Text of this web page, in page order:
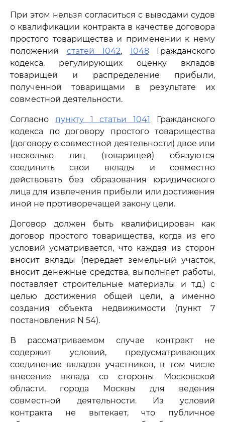
При этом нельзя согласиться с выводами судов
о квалификации контракта в качестве договора
простого товарищества и применении к нему
положений статей 1042, 1048Гражданского
кодекса, регулирующих оценку вкладов
товарищей и распределение прибыли,
полученной товарищами в результате их
совместной деятельности.
Согласно пункту 1 статьи 1041
Гражданского
кодекса по договору простого товарищества
(договору о совместной деятельности) двое или
несколько лиц (товарищей) обязуются
соединить свои вклады и совместно
действовать без образования юридического
лица для извлечения прибыли или достижения
иной не противоречащей закону цели.
Договор должен быть квалифицирован как
договор простого товарищества, когда из его
условий усматривается, что каждая из сторон
вносит вклады (передает земельный участок,
вносит денежные средства, выполняет работы,
поставляет строительные материалы и т.д.) с
целью достижения общей цели, а именно
создания объекта недвижимости (пункт 7
постановления N 54).
В рассматриваемом случае контракт не
содержит условий, предусматривающих
соединение вкладов участников, в том числе
внесение вклада со стороны Московской
области, города Москвы для ведения
совместной деятельности. Из условий
контракта не вытекает, что публичное